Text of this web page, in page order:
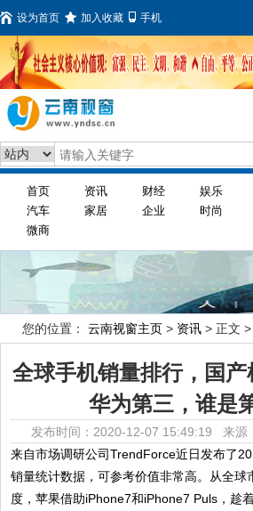
设为首页 加入收藏 手机
首页 资讯 财经 娱乐
汽车
家居 企业 时尚
微商
您的位置： 云南视窗主页 > 资讯 > 正文 >
全球手机销量排行，国产
华为第三，谁是
发布时间：2020-12-07 15:49:19 来源
来自市场调研公司TrendForce近日发布了
销量统计数据，可参考价值非常高。从全球
度，苹果借助iPhone7和iPhone7 Puls，趁